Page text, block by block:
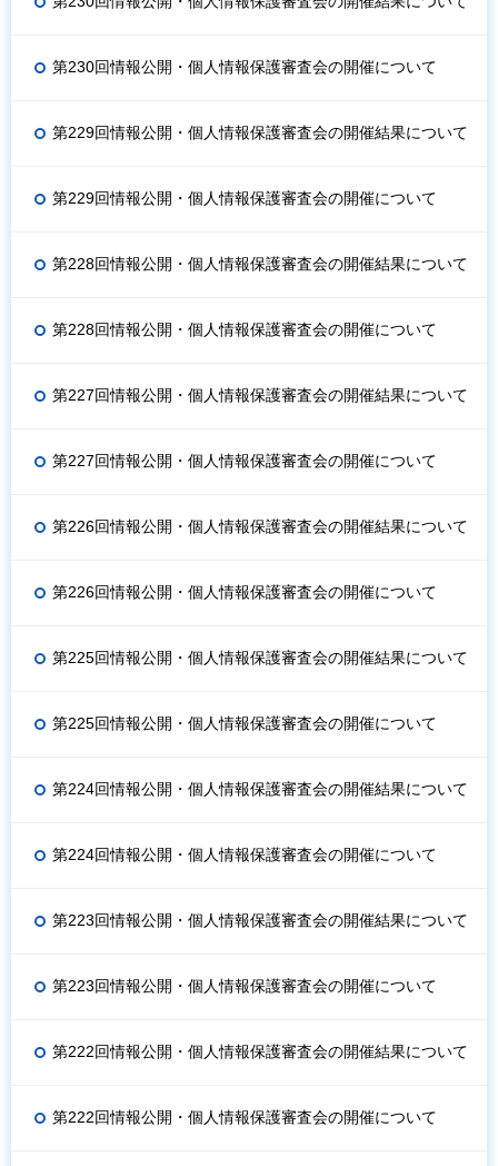
第230回情報公開・個人情報保護審査会の開催について
第229回情報公開・個人情報保護審査会の開催結果について
第229回情報公開・個人情報保護審査会の開催について
第228回情報公開・個人情報保護審査会の開催結果について
第228回情報公開・個人情報保護審査会の開催について
第227回情報公開・個人情報保護審査会の開催結果について
第227回情報公開・個人情報保護審査会の開催について
第226回情報公開・個人情報保護審査会の開催結果について
第226回情報公開・個人情報保護審査会の開催について
第225回情報公開・個人情報保護審査会の開催結果について
第225回情報公開・個人情報保護審査会の開催について
第224回情報公開・個人情報保護審査会の開催結果について
第224回情報公開・個人情報保護審査会の開催について
第223回情報公開・個人情報保護審査会の開催結果について
第223回情報公開・個人情報保護審査会の開催について
第222回情報公開・個人情報保護審査会の開催結果について
第222回情報公開・個人情報保護審査会の開催について